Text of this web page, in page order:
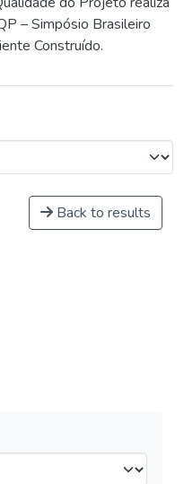
– Simpósio Brasileiro
Construído.
Back to results